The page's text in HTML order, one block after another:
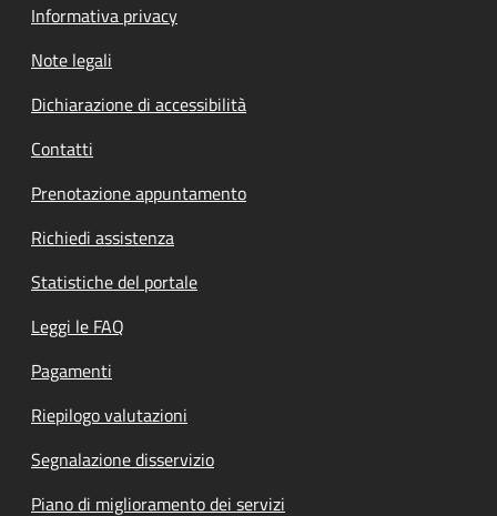
Informativa privacy
Note legali
Dichiarazione di accessibilità
Contatti
Prenotazione appuntamento
Richiedi assistenza
Statistiche del portale
Leggi le FAQ
Pagamenti
Riepilogo valutazioni
Segnalazione disservizio
Piano di miglioramento dei servizi